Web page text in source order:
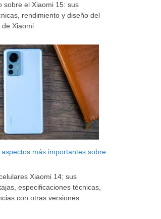
sobre el Xiaomi 15: sus
rendimiento y diseño del
Xiaomi.
más importantes sobre
Xiaomi 14; sus
especificaciones técnicas,
con otras versiones.